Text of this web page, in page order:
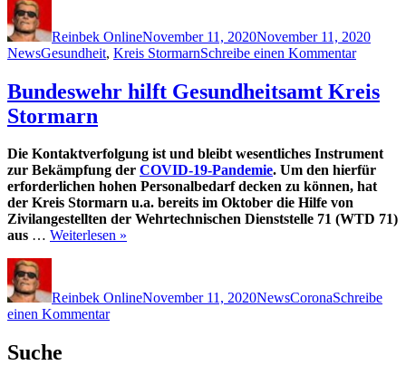
Reinbek OnlineNovember 11, 2020November 11, 2020
NewsSchlagwörter
Gesundheit, Kreis StormarnSchreibe einen Kommentarzu
im
Kreis
Bundeswehr hilft Gesundheitsamt Kreis
Stormarn
Die Kontaktverfolgung ist und bleibt wesentliches Instrument
zur Bekämpfung der COVID-19-Pandemie. Um den hierfür
erforderlichen hohen Personalbedarf decken zu können, hat
der Kreis Stormarn u.a. bereits im Oktober die Hilfe von
Zivilangestellten der Wehrtechnischen Dienststelle 71 (WTD 71)
aus … Weiterlesen »
Reinbek OnlineNovember 11, 2020NewsCoronaSchreibe
einen Kommentarzu
Suche